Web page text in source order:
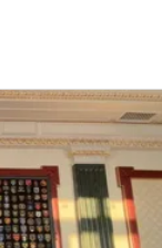
об
аграриев.